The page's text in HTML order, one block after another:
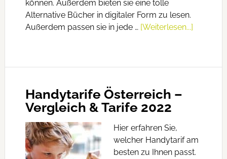
können. Außerdem bieten sie eine tolle
Alternative Bücher in digitaler Form zu lesen.
Außerdem passen sie in jede … [Weiterlesen...]
Handytarife Österreich –
Vergleich & Tarife 2022
Hier erfahren Sie,
welcher Handytarif am
besten zu Ihnen passt.